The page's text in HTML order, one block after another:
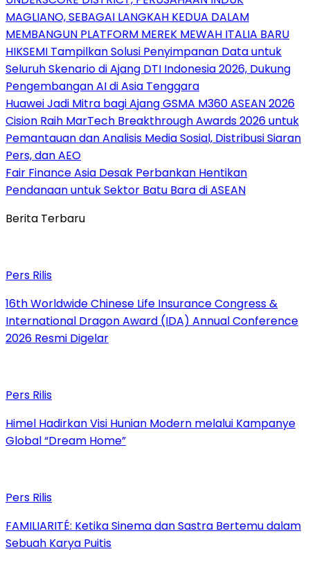
MAGLIANO, SEBAGAI LANGKAH KEDUA DALAM
MEMBANGUN PLATFORM MEREK MEWAH ITALIA BARU
HIKSEMI Tampilkan Solusi Penyimpanan Data untuk
Seluruh Skenario di Ajang DTI Indonesia 2026, Dukung
Pengembangan AI di Asia Tenggara
Huawei Jadi Mitra bagi Ajang GSMA M360 ASEAN 2026
Cision Raih MarTech Breakthrough Awards 2026 untuk
Pemantauan dan Analisis Media Sosial, Distribusi Siaran
Pers, dan AEO
Fair Finance Asia Desak Perbankan Hentikan
Pendanaan untuk Sektor Batu Bara di ASEAN
Berita Terbaru
Pers Rilis
16th Worldwide Chinese Life Insurance Congress &
International Dragon Award (IDA) Annual Conference
2026 Resmi Digelar
Pers Rilis
Himel Hadirkan Visi Hunian Modern melalui Kampanye
Global “Dream Home”
Pers Rilis
FAMILIARITÉ: Ketika Sinema dan Sastra Bertemu dalam
Sebuah Karya Puitis